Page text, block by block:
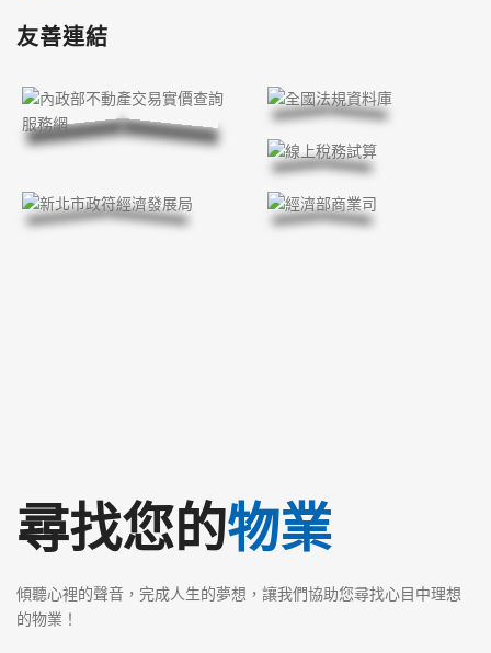
友善連結
尋找您的物業
傾聽心裡的聲音，完成人生的夢想，讓我們協助您尋找心目中理想
的物業！